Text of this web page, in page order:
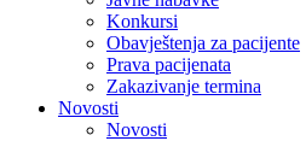
Konkursi
Obavještenja za pacijente
Prava pacijenata
Zakazivanje termina
Novosti
Novosti